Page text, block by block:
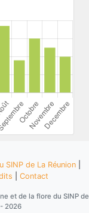
SINP de La Réunion
Contact
et de la flore du SINP de
2026